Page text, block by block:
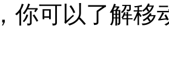
你可以了解